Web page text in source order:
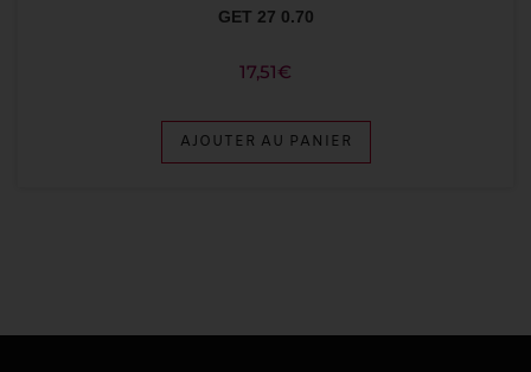
GET 27 0.70
17,51€
AJOUTER AU PANIER